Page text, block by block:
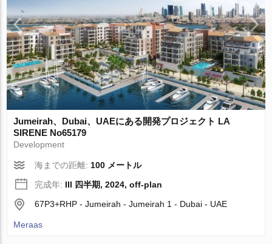
Jumeirah、Dubai、UAEにある開発プロジェクト LA
SIRENE No65179
Development
海までの距離: 100 メートル
完成年: III 四半期, 2024, off-plan
67P3+RHP - Jumeirah - Jumeirah 1 - Dubai - UAE
Meraas